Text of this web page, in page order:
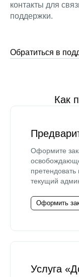
контакты для
поддержки.
Обратиться в
Как
Оформите
текущий
Оформить
Услуга